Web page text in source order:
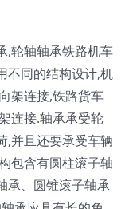
,轮轴轴承铁路机车
不同的结构设计,机
架连接,铁路货车
连接.轴承承受轮
,并且还要承受车辆
包含有圆柱滚子轴
承、圆锥滚子轴承